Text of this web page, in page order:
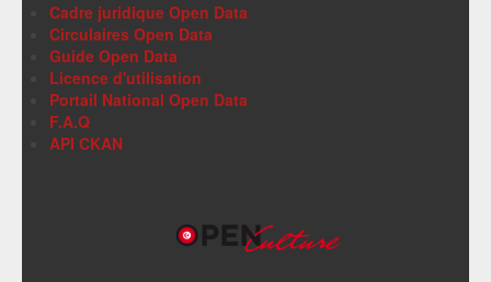
Cadre juridique Open Data
Circulaires Open Data
Guide Open Data
Licence d'utilisation
Portail National Open Data
F.A.Q
API CKAN